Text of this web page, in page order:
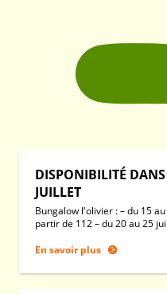
DISPONIBILITÉ
JUILLET
Bungalow l'olivier : – du 15
partir de 112 – du 20 au 25
En savoir plus